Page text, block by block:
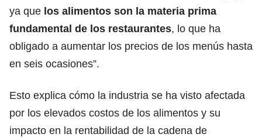
ya que los alimentos son la materia prima
fundamental de los restaurantes, lo que ha
obligado a aumentar los precios de los menús hasta
en seis ocasiones”.
Esto explica cómo la industria se ha visto afectada
por los elevados costos de los alimentos y su
impacto en la rentabilidad de la cadena de